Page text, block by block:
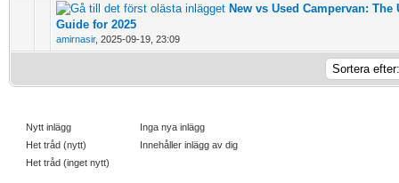
New vs Used Campervan:
Guide for 2025
amirnasir, 2025-09-19, 23:09
0 Vote(s) - 0 out of 5 in Average
Nytt inlägg
Het tråd (nytt)
Het tråd (inget nytt)
Inga nya inlägg
Innehåller inlägg av dig